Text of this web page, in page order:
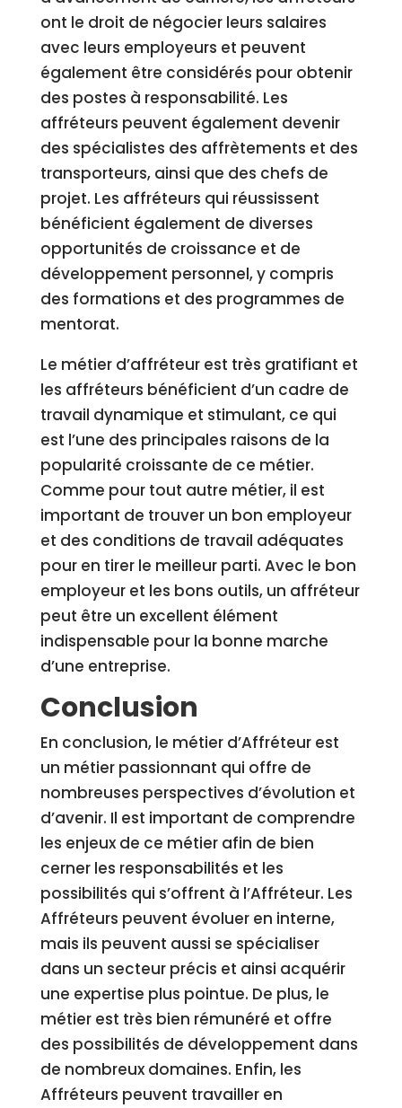
ont le droit de négocier leurs salaires
avec leurs employeurs et peuvent
également être considérés pour obtenir
des postes à responsabilité. Les
affréteurs peuvent également devenir
des spécialistes des affrètements et des
transporteurs, ainsi que des chefs de
projet. Les affréteurs qui réussissent
bénéficient également de diverses
opportunités de croissance et de
développement personnel, y compris
des formations et des programmes de
mentorat.
Le métier d’affréteur est très gratifiant et
les affréteurs bénéficient d’un cadre de
travail dynamique et stimulant, ce qui
est l’une des principales raisons de la
popularité croissante de ce métier.
Comme pour tout autre métier, il est
important de trouver un bon employeur
et des conditions de travail adéquates
pour en tirer le meilleur parti. Avec le bon
employeur et les bons outils, un affréteur
peut être un excellent élément
indispensable pour la bonne marche
d’une entreprise.
Conclusion
En conclusion, le métier d’Affréteur est
un métier passionnant qui offre de
nombreuses perspectives d’évolution et
d’avenir. Il est important de comprendre
les enjeux de ce métier afin de bien
cerner les responsabilités et les
possibilités qui s’offrent à l’Affréteur. Les
Affréteurs peuvent évoluer en interne,
mais ils peuvent aussi se spécialiser
dans un secteur précis et ainsi acquérir
une expertise plus pointue. De plus, le
métier est très bien rémunéré et offre
des possibilités de développement dans
de nombreux domaines. Enfin, les
Affréteurs peuvent travailler en